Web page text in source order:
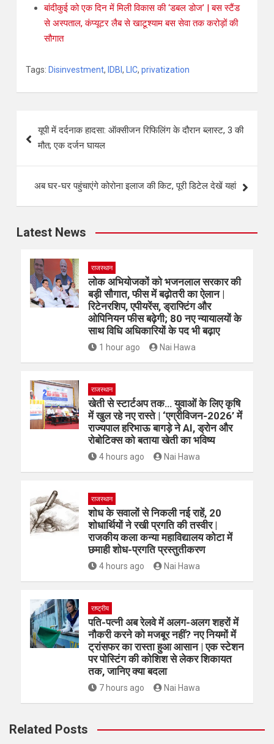
बांदीकुई को एक दिन में मिली विकास की ‘डबल डोज’ | बस स्टैंड
से अस्पताल, कंप्यूटर लैब से खाटूश्याम बस सेवा तक करोड़ों की
सौगात
Tags: Disinvestment, IDBI , LIC, privatization
यूपी में दर्दनाक हादसा: ऑक्सीजन रिफिलिंग के दौरान ब्लास्ट, 3 की
मौत; एक दर्जन घायल
अब घर-घर पहुंचाएंगे कोरोना इलाज की किट, पूरी डिटेल देखें यहां
Latest News
राजस्थान
लोक अभियोजकों को भजनलाल सरकार की
बड़ी सौगात, फीस में बढ़ोतरी का ऐलान |
रिटेनरशिप, एपीयरेंस, ड्राफ्टिंग और
ओपिनियन फीस बढ़ेगी; 80 नए न्यायालयों के
साथ विधि अधिकारियों के पद भी बढ़ाए
1 hour ago Nai Hawa
राजस्थान
खेती से स्टार्टअप तक… युवाओं के लिए कृषि
में खुल रहे नए रास्ते | ‘एग्रीविजन-2026’ में
राज्यपाल हरिभाऊ बागड़े ने AI, ड्रोन और
रोबोटिक्स को बताया खेती का भविष्य
4 hours ago Nai Hawa
राजस्थान
शोध के सवालों से निकली नई राहें, 20
शोधार्थियों ने रखी प्रगति की तस्वीर |
राजकीय कला कन्या महाविद्यालय कोटा में
छमाही शोध-प्रगति प्रस्तुतीकरण
4 hours ago Nai Hawa
राष्ट्रीय
पति-पत्नी अब रेलवे में अलग-अलग शहरों में
नौकरी करने को मजबूर नहीं? नए नियमों में
ट्रांसफर का रास्ता हुआ आसान | एक स्टेशन
पर पोस्टिंग की कोशिश से लेकर शिकायत
तक, जानिए क्या बदला
7 hours ago Nai Hawa
Related Posts